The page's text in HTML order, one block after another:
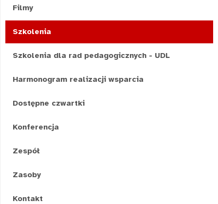
Filmy
Szkolenia
Szkolenia dla rad pedagogicznych - UDL
Harmonogram realizacji wsparcia
Dostępne czwartki
Konferencja
Zespół
Zasoby
Kontakt